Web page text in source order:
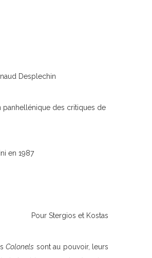
Desplechin
panhellénique des critiques de
en 1987
et Kostas
Colonels sont au pouvoir, leurs